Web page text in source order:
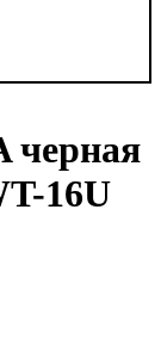
черная
16U